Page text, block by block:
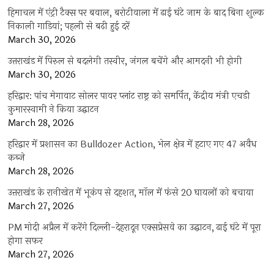
हिमाचल में एंट्री टैक्स पर बवाल, बरोटीवाला में ढाई घंटे जाम के बाद बिना शुल्क
निकाली गाड़ियां; पहली से बढ़ी हुई दरें
March 30, 2026
उत्तराखंड में पिरुल से बदलेगी तस्वीर, जंगल बचेंगे और आमदनी भी होगी
March 30, 2026
हरिद्वार: पांच मेगावाट सोलर पावर प्लांट राष्ट्र को समर्पित, केंद्रीय मंत्री एचडी
कुमारस्वामी ने किया उद्घाटन
March 28, 2026
हरिद्वार में प्रशासन का Bulldozer Action, भेल क्षेत्र में हटाए गए 47 अवैध
कब्जे
March 28, 2026
उत्तराखंड के रानीखेत में भूकंप से दहशत, मॉल में फंसे 20 घायलों को बचाया
March 27, 2026
PM मोदी अप्रैल में करेंगे दिल्ली-देहरादून एक्सप्रेसवे का उद्घाटन, ढाई घंटे में पूरा
होगा सफर
March 27, 2026